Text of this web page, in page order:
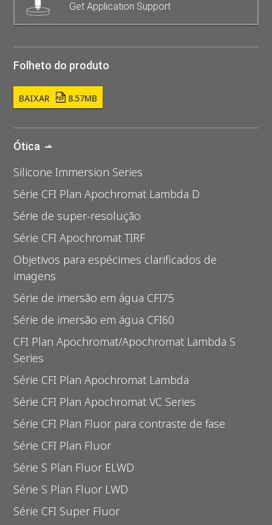
Get Application Support
Folheto do produto
BAIXAR 8.57MB
Ótica
Silicone Immersion Series
Série CFI Plan Apochromat Lambda D
Série de super-resolução
Série CFI Apochromat TIRF
Objetivos para espécimes clarificados de
imagens
Série de imersão em água CFI75
Série de imersão em água CFI60
CFI Plan Apochromat/Apochromat Lambda S
Series
Série CFI Plan Apochromat Lambda
Série CFI Plan Apochromat VC Series
Série CFI Plan Fluor para contraste de fase
Série CFI Plan Fluor
Série S Plan Fluor ELWD
Série S Plan Fluor LWD
Série CFI Super Fluor